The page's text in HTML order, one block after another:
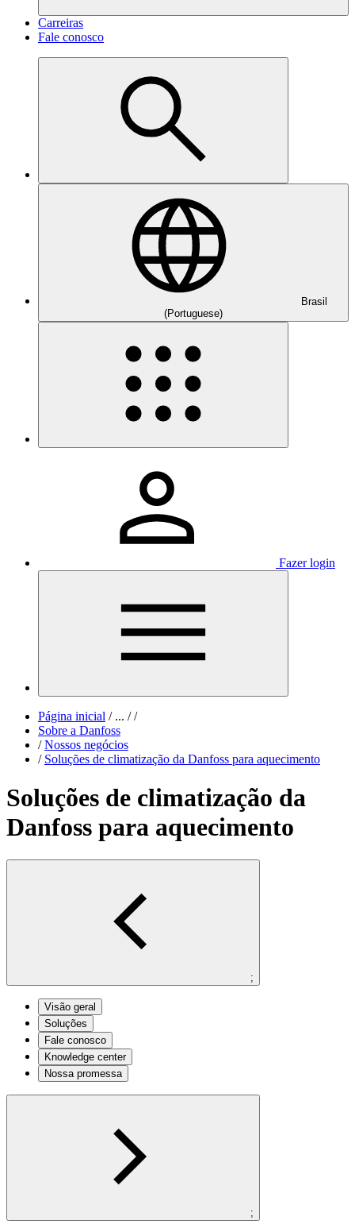
Carreiras
Fale conosco
Brasil
(Portuguese)
Fazer login
Página inicial /... / /
Sobre a Danfoss
/ Nossos negócios
/ Soluções de climatização da Danfoss para aquecimento
Soluções de climatização da
Danfoss para aquecimento
;
Visão geral
Soluções
Fale conosco
Knowledge center
Nossa promessa
;